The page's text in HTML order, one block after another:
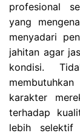
profesional
yang
menyadari
jahitan agar
kondisi.
karakter
terhadap
lebih selektif